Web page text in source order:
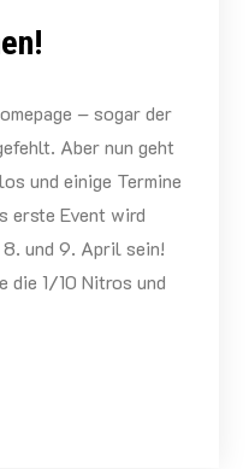
– sogar der
Aber nun geht
und einige Termine
erste Event wird
8. und 9. April sein!
die 1/10 Nitros und